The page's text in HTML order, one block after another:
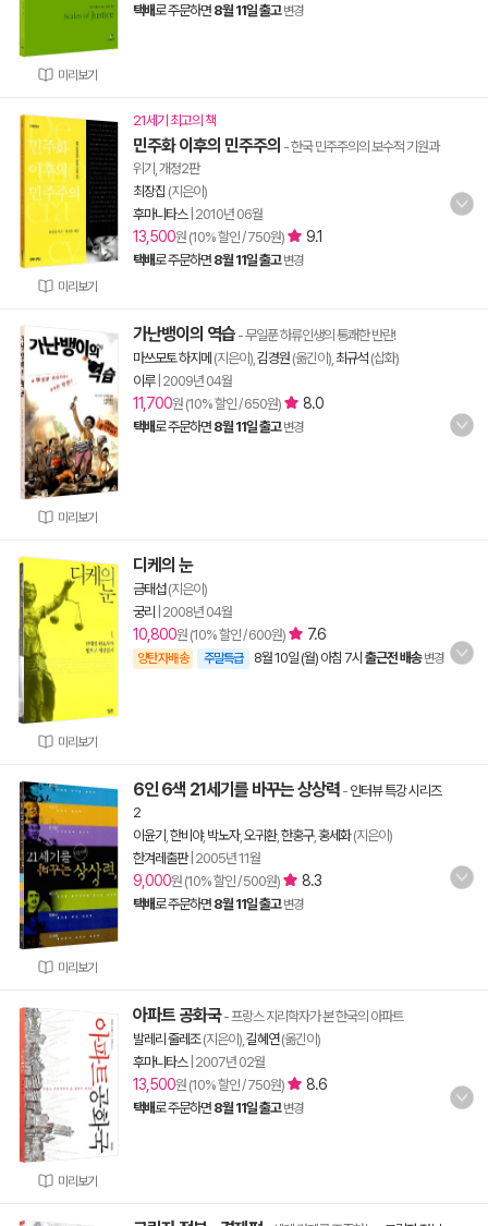
미리보기
택배로 주문하면 8월 11일 출고 변경
미리보기
21세기 최고의 책
민주화 이후의 민주주의 - 한국 민주주의의 보수적 기원과
위기, 개정2판
최장집 (지은이)
후마니타스| 2010년 06월
13,500원 (10% 할인 / 750원) 9.1
택배로 주문하면 8월 11일 출고 변경
미리보기
가난뱅이의 역습 - 무일푼 하류인생의 통쾌한 반란!
마쓰모토 하지메 (지은이), 김경원 (옮긴이), 최규석 (삽화)
이루| 2009년 04월
11,700원 (10% 할인 / 650원) 8.0
택배로 주문하면 8월 11일 출고 변경
미리보기
디케의 눈
금태섭(지은이)
궁리
2008년 04월
10,800원 (10% 할인 / 600원) 7.6
양탄자배송 주말특급 8월 10일 (월) 아침 7시 출근전 배송 변경
미리보기
6인 6색 21세기를 바꾸는 상상력 - 인터뷰 특강 시리즈
2
이윤기 한비야, 박노자, 오귀환, 한홍구, 홍세화(지은이)
한겨레출판| 2005년 11월
9,000원 (10% 할인 / 500원) 8.3
택배로 주문하면 8월 11일 출고 변경
미리보기
아파트 공화국- 프랑스 지리학자가 본 한국의 아파트
발레리 줄레조(지은이), 길혜연(옮긴이)
후마니타스| 2007년 02월
13,500원 (10% 할인 / 750원) 8.6
택배로 주문하면 8월 11일 출고 변경